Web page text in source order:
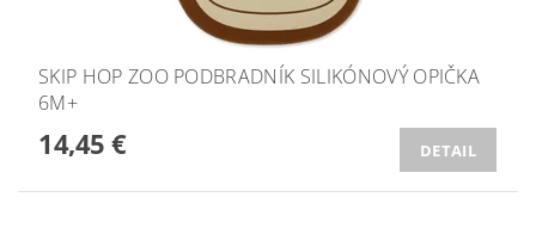
SKIP HOP ZOO PODBRADNÍK SILIKÓNOVÝ OPIČKA
6M+
14,45 € DETAIL